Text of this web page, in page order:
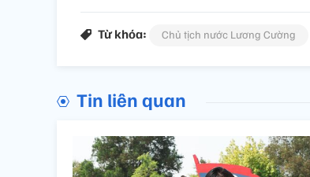
Từ khóa: Chủ tịch nước Lương Cường
Tin liên quan